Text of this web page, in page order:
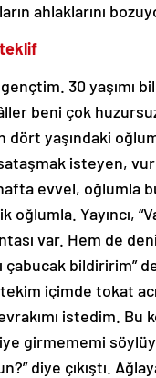
ahlaklarını
teklif
30 yaşımı
beni çok
yaşındaki
isteyen,
evvel, oğlumla
Yayıncı,
var. Hem de
çabucak
içimde tokat
istedim. Bu
girmememi
diye çıkıştı.